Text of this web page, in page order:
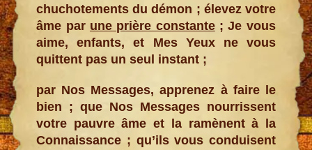
chuchotements du démon ; élevez votre
âme par une prière constante; Je vous
aime, enfants, et Mes Yeux ne vous
quittent pas un seul instant ;
par Nos Messages, apprenez à faire le
bien ; que Nos Messages nourrissent
votre pauvre âme et la ramènent à la
Connaissance ; qu’ils vous conduisent